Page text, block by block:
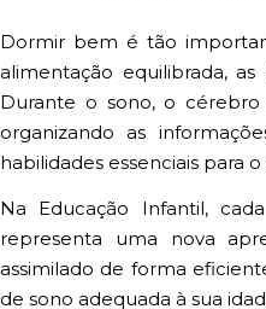
Dormir bem é tão
alimentação equilibrada, as
Durante o sono, o
organizando as
habilidades essenciais para
Na Educação Infantil,
representa uma nova
assimilado de forma
de sono adequada à sua